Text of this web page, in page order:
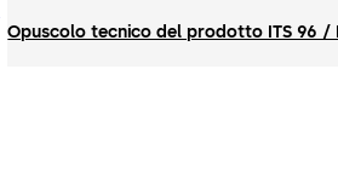
Opuscolo tecnico del prodotto ITS 96 /